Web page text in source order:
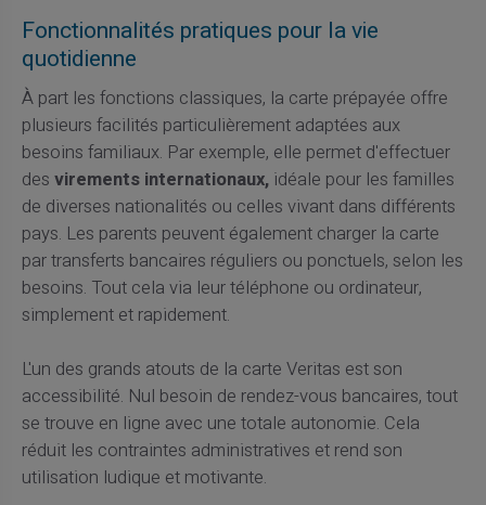
Fonctionnalités pratiques pour la vie
quotidienne
À part les fonctions classiques, la carte prépayée offre
plusieurs facilités particulièrement adaptées aux
besoins familiaux. Par exemple, elle permet d'effectuer
des virements internationaux,idéale pour les familles
de diverses nationalités ou celles vivant dans différents
pays. Les parents peuvent également charger la carte
par transferts bancaires réguliers ou ponctuels, selon les
besoins. Tout cela via leur téléphone ou ordinateur,
simplement et rapidement.
L'un des grands atouts de la carte Veritas est son
accessibilité. Nul besoin de rendez-vous bancaires, tout
se trouve en ligne avec une totale autonomie. Cela
réduit les contraintes administratives et rend son
utilisation ludique et motivante.